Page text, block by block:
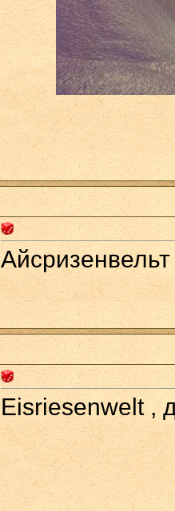
Eisriesenwelt ,